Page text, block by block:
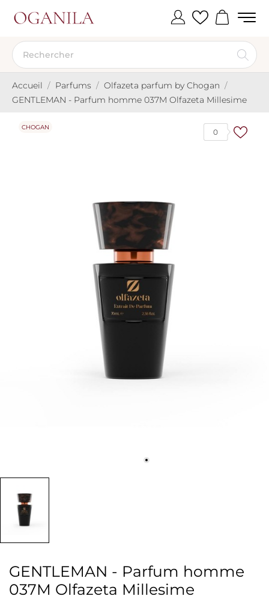
Accueil Parfums
Olfazeta parfum by Chogan
GENTLEMAN - Parfum homme 037M Olfazeta Millesime
0
CHOGAN
GENTLEMAN - Parfum homme
037M Olfazeta Millesime